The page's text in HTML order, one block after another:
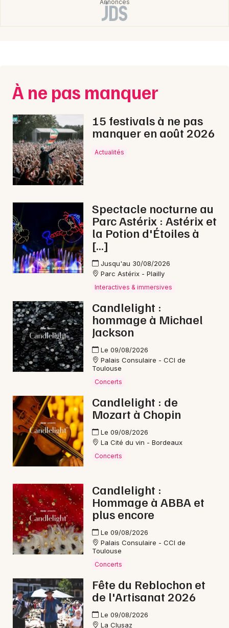
Choisir mes départements
Mon email
Je m'abonne
À ne pas manquer
15 festivals à ne pas
manquer en août 2026
Actualités
Spectacle nocturne au
Parc Astérix : Astérix et
la Potion d'Étoiles à
[…]
Jusqu'au 30/08/2026
Parc Astérix - Plailly
Interactives & immersives
Candlelight :
hommage à Michael
Jackson
Le 09/08/2026
Palais Consulaire - CCI de
Toulouse
Concerts
Candlelight : de
Mozart à Chopin
Le 09/08/2026
La Cité du vin - Bordeaux
Concerts
Candlelight :
Hommage à ABBA et
plus encore
Le 09/08/2026
Palais Consulaire - CCI de
Toulouse
Concerts
Fête du Reblochon et
de l'Artisanat 2026
Le 09/08/2026
La Clusaz